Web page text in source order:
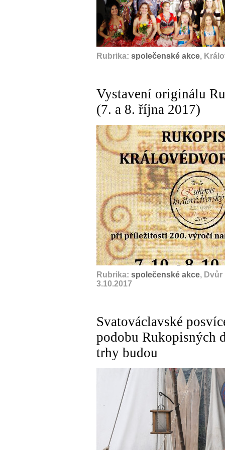
Rubrika: společenské akce,
Vystavení originálu
(7. a 8. října 2017)
Rubrika: společenské akce, Dvůr
3.10.2017
Svatováclavské
podobu Rukopisných
trhy budou